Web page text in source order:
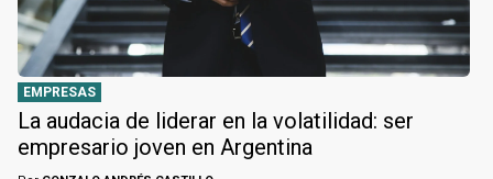
EMPRESAS
La audacia de liderar en la volatilidad: ser
empresario joven en Argentina